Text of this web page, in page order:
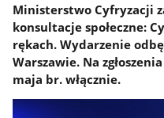
Ministerstwo Cyfryzacji
konsultacje społeczne:
rękach. Wydarzenie
Warszawie. Na
maja br. włącznie.